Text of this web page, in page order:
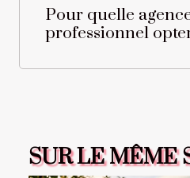
Pour quelle
professionnel
SUR LE MÊME